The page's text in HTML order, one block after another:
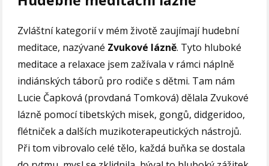
Zvláštní kategorií v mém životě zaujímají hudební
meditace, nazývané Zvukové lázně. Tyto hluboké
meditace a relaxace jsem zažívala v rámci náplně
indiánských táborů pro rodiče s dětmi. Tam nám
Lucie Čapková (provdaná Tomková) dělala Zvukové
lázně pomocí tibetských misek, gongů, didgeridoo,
flétniček a dalších muzikoterapeutických nástrojů.
Při tom vibrovalo celé tělo, každá buňka se dostala